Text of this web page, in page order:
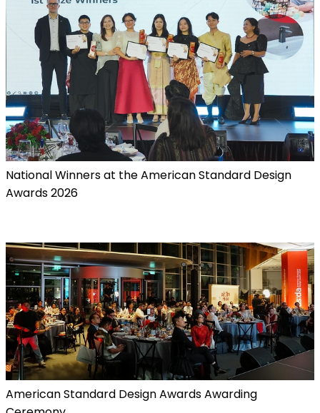
National Winners at the American Standard Design
Awards 2026
American Standard Design Awards Awarding